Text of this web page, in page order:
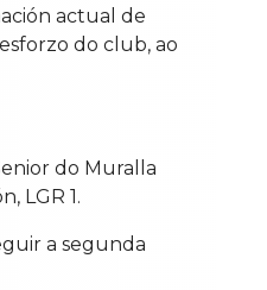
actual de
do club, ao
do Muralla
LGR 1.
a segunda